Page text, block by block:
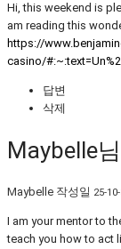
Hi, this weekend is
am reading this
https://
casino/
답변
삭제
Maybelle
Maybelle 작성일 25-
I am your mentor to
teach you how to act